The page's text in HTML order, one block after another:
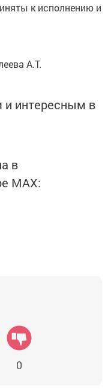
к исполнению и
А.Т.
интересным в
в
MАХ:
0